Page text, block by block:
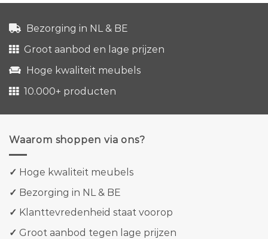
Bezorging in NL & BE
Groot aanbod en lage prijzen
Hoge kwaliteit meubels
10.000+ producten
Waarom shoppen via ons?
✓ Hoge kwaliteit meubels
✓ Bezorging in NL & BE
✓ Klanttevredenheid staat voorop
✓ Groot aanbod tegen lage prijzen